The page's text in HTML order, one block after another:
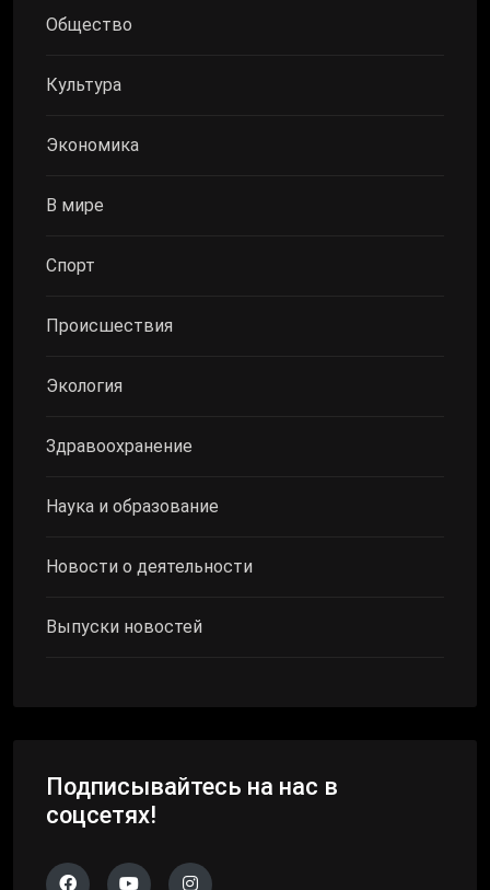
Общество
Культура
Экономика
В мире
Спорт
Происшествия
Экология
Здравоохранение
Наука и образование
Новости о деятельности
Выпуски новостей
Подписывайтесь на нас в
соцсетях!